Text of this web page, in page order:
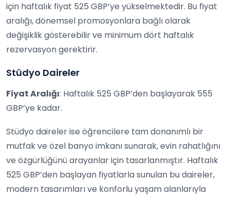
için haftalık fiyat 525 GBP’ye yükselmektedir. Bu fiyat
aralığı, dönemsel promosyonlara bağlı olarak
değişiklik gösterebilir ve minimum dört haftalık
rezervasyon gerektirir.
Stüdyo Daireler
Fiyat Aralığı: Haftalık 525 GBP’den başlayarak 555
GBP’ye kadar.
Stüdyo daireler ise öğrencilere tam donanımlı bir
mutfak ve özel banyo imkanı sunarak, evin rahatlığını
ve özgürlüğünü arayanlar için tasarlanmıştır. Haftalık
525 GBP’den başlayan fiyatlarla sunulan bu daireler,
modern tasarımları ve konforlu yaşam alanlarıyla